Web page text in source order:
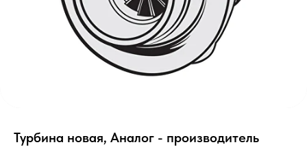
Турбина новая, Аналог - производитель